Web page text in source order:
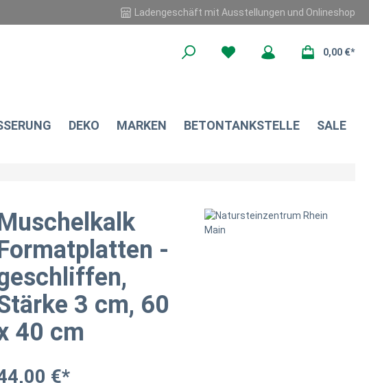
Ladengeschäft mit Ausstellungen und Onlineshop
0,00 €*
DEKO MARKEN BETONTANKSTELLE SALE
-
3 cm, 60
40 cm
€*